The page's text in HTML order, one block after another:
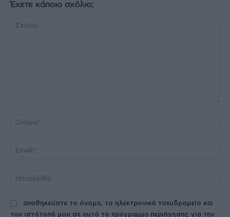
Έχετε κάποιο σχόλιο;
αποθηκεύστε το όνομα, το ηλεκτρονικό ταχυδρομείο και
τον ιστότοπό μου σε αυτό το πρόγραμμα περιήγησης για την